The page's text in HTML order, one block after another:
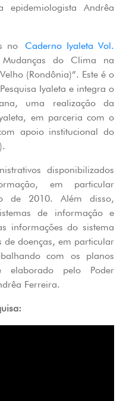
epidemiologista Andrêa
no Caderno Iyaleta Vol.
Mudanças do Clima na
(Rondônia)”. Este é o
Iyaleta e integra o
uma realização da
em parceria com o
apoio institucional do
disponibilizados
em particular
de 2010. Além disso,
de informação e
informações do sistema
de doenças, em particular
com os planos
elaborado pelo Poder
Ferreira.